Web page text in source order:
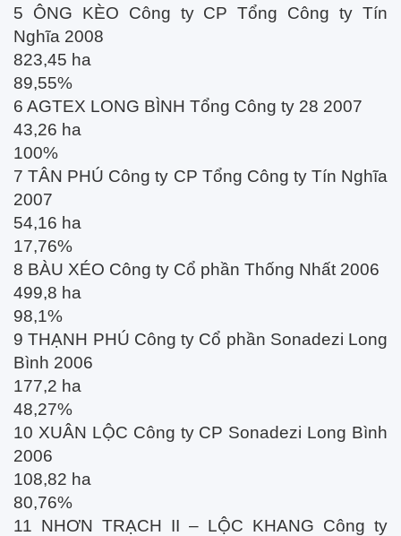
5 ÔNG KÈO Công ty CP Tổng Công ty Tín
Nghĩa 2008
823,45 ha
89,55%
6 AGTEX LONG BÌNH Tổng Công ty 28 2007
43,26 ha
100%
7 TÂN PHÚ Công ty CP Tổng Công ty Tín Nghĩa
2007
54,16 ha
17,76%
8 BÀU XÉO Công ty Cổ phần Thống Nhất 2006
499,8 ha
98,1%
9 THẠNH PHÚ Công ty Cổ phần Sonadezi Long
Bình 2006
177,2 ha
48,27%
10 XUÂN LỘC Công ty CP Sonadezi Long Bình
2006
108,82 ha
80,76%
11 NHƠN TRẠCH II – LỘC KHANG Công ty